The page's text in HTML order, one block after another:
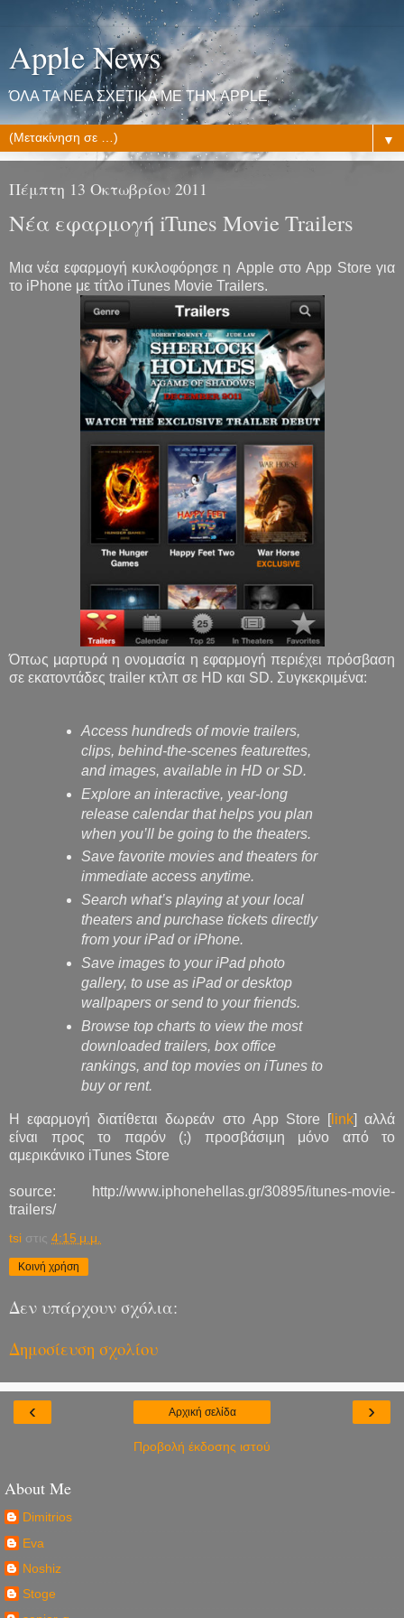
Apple News
ΌΛΑ ΤΑ ΝΕΑ ΣΧΕΤΙΚΑ ΜΕ ΤΗΝ APPLE
▼
Πέμπτη 13 Οκτωβρίου 2011
Νέα εφαρμογή iTunes Movie Trailers
Μια νέα εφαρμογή κυκλοφόρησε η Apple στο App Store για
το iPhone με τίτλο iTunes Movie Trailers.
Όπως μαρτυρά η ονομασία η εφαρμογή περιέχει πρόσβαση
σε εκατοντάδες trailer κτλπ σε HD και SD. Συγκεκριμένα:
Access hundreds of movie trailers,
clips, behind-the-scenes featurettes,
and images, available in HD or SD.
Explore an interactive, year-long
release calendar that helps you plan
when you’ll be going to the theaters.
Save favorite movies and theaters for
immediate access anytime.
Search what’s playing at your local
theaters and purchase tickets directly
from your iPad or iPhone.
Save images to your iPad photo
gallery, to use as iPad or desktop
wallpapers or send to your friends.
Browse top charts to view the most
downloaded trailers, box office
rankings, and top movies on iTunes to
buy or rent.
Η εφαρμογή διατίθεται δωρεάν στο App Store [link] αλλά
είναι προς το παρόν (;) προσβάσιμη μόνο από το
αμερικάνικο iTunes Store
source: http://www.iphonehellas.gr/30895/itunes-movie-
trailers/
tsi στις 4:15 μ.μ.
Κοινή χρήση
Δεν υπάρχουν σχόλια:
Δημοσίευση σχολίου
‹ ›
Αρχική σελίδα
Προβολή έκδοσης ιστού
About Me
Dimitrios
Eva
Noshiz
Stoge